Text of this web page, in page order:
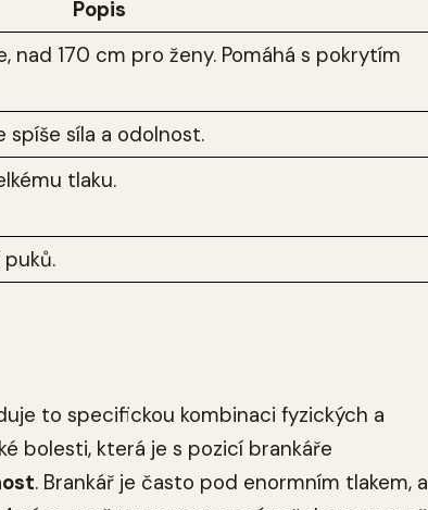
Popis
nad 170 cm pro ženy. Pomáhá s pokrytím
spíše síla a odolnost.
tlaku.
to specifickou kombinaci fyzických a
bolesti, která je s pozicí brankáře
. Brankář je často pod enormním tlakem,